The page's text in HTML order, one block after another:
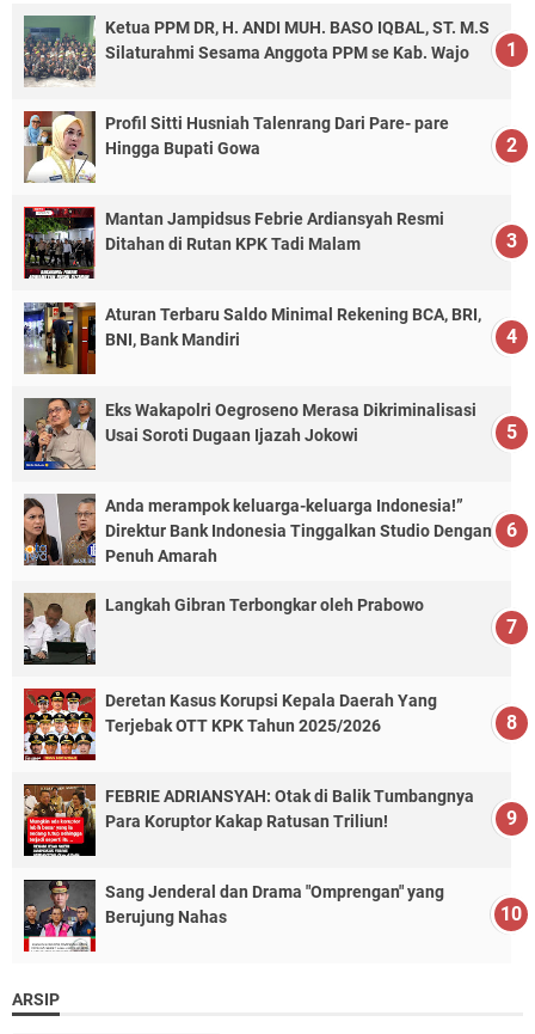
Ketua PPM DR, H. ANDI MUH. BASO IQBAL, ST. M.S
Silaturahmi Sesama Anggota PPM se Kab. Wajo
Profil Sitti Husniah Talenrang Dari Pare- pare
Hingga Bupati Gowa
Mantan Jampidsus Febrie Ardiansyah Resmi
Ditahan di Rutan KPK Tadi Malam
Aturan Terbaru Saldo Minimal Rekening BCA, BRI,
BNI, Bank Mandiri
Eks Wakapolri Oegroseno Merasa Dikriminalisasi
Usai Soroti Dugaan Ijazah Jokowi
Anda merampok keluarga-keluarga Indonesia!”
Direktur Bank Indonesia Tinggalkan Studio Dengan
Penuh Amarah
Langkah Gibran Terbongkar oleh Prabowo
Deretan Kasus Korupsi Kepala Daerah Yang
Terjebak OTT KPK Tahun 2025/2026
FEBRIE ADRIANSYAH: Otak di Balik Tumbangnya
Para Koruptor Kakap Ratusan Triliun!
Sang Jenderal dan Drama "Omprengan" yang
Berujung Nahas
ARSIP